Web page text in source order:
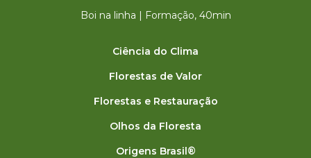
Boi na linha | Formação, 40min
Ciência do Clima
Florestas de Valor
Florestas e Restauração
Olhos da Floresta
Origens Brasil®